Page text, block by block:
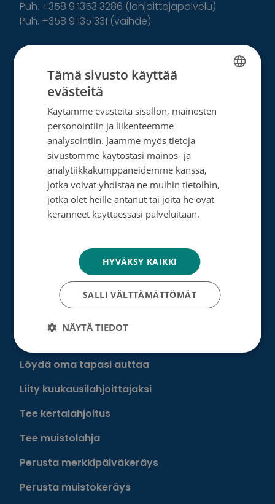
Puh. +358 9 1353 3286 (lahjoittajapalvelu)
Puh. +358 9 135 331 (vaihde)
Tutustu toimintaamme
Tietoa meistä
Ota yhteyttä
Tietosuoja- ja rekisteriseloste
Rahankeräyslupa
Syöpäsäätiö laskutusoitteet
Roosa nauha -keräys
Munien puolesta -keräys
Lahjoita
Löydä oma tapasi auttaa
Liity kuukausilahjoittajaksi
Tee kertalahjoitus
Tee muistolahja
Perusta merkkipäiväkeräys
Perusta muistokeräys
SWEDISH
Tämä sivusto käyttää
evästeitä
Käytämme evästeitä sisällön, mainosten
personointiin ja liikenteemme
analysointiin. Jaamme myös tietoja
sivustomme käytöstäsi mainos- ja
analytiikkakumppaneidemme kanssa,
jotka voivat yhdistää ne muihin tietoihin,
jotka olet heille antanut tai joita he ovat
keränneet käyttäessäsi palveluitaan.
HYVÄKSY KAIKKI
SALLI VÄLTTÄMÄTTÖMÄT
NÄYTÄ TIEDOT